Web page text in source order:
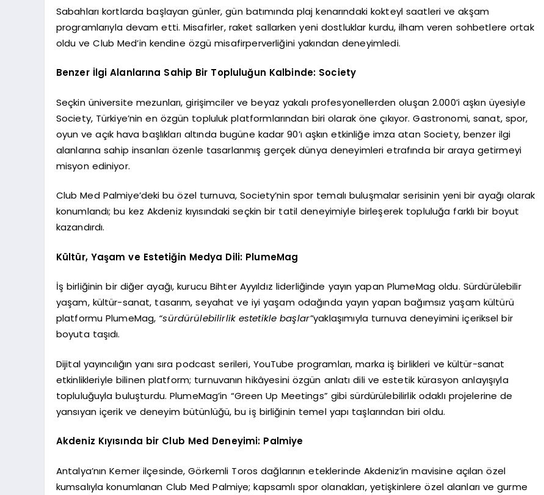
Sabahları kortlarda başlayan günler, gün batımında plaj kenarındaki kokteyl saatleri ve akşam
programlarıyla devam etti. Misafirler, raket sallarken yeni dostluklar kurdu, ilham veren sohbetlere ortak
oldu ve Club Med’in kendine özgü misafirperverliğini yakından deneyimledi.
Benzer İlgi Alanlarına Sahip Bir Topluluğun Kalbinde: Society
Seçkin üniversite mezunları, girişimciler ve beyaz yakalı profesyonellerden oluşan 2.000’i aşkın üyesiyle
Society, Türkiye’nin en özgün topluluk platformlarından biri olarak öne çıkıyor. Gastronomi, sanat, spor,
oyun ve açık hava başlıkları altında bugüne kadar 90’ı aşkın etkinliğe imza atan Society, benzer ilgi
alanlarına sahip insanları özenle tasarlanmış gerçek dünya deneyimleri etrafında bir araya getirmeyi
misyon ediniyor.
Club Med Palmiye’deki bu özel turnuva, Society’nin spor temalı buluşmalar serisinin yeni bir ayağı olarak
konumlandı; bu kez Akdeniz kıyısındaki seçkin bir tatil deneyimiyle birleşerek topluluğa farklı bir boyut
kazandırdı.
Kültür, Yaşam ve Estetiğin Medya Dili: PlumeMag
İş birliğinin bir diğer ayağı, kurucu Bihter Ayyıldız liderliğinde yayın yapan PlumeMag oldu. Sürdürülebilir
yaşam, kültür-sanat, tasarım, seyahat ve iyi yaşam odağında yayın yapan bağımsız yaşam kültürü
platformu PlumeMag, “sürdürülebilirlik estetikle başlar”yaklaşımıyla turnuva deneyimini içeriksel bir
boyuta taşıdı.
Dijital yayıncılığın yanı sıra podcast serileri, YouTube programları, marka iş birlikleri ve kültür-sanat
etkinlikleriyle bilinen platform; turnuvanın hikâyesini özgün anlatı dili ve estetik kürasyon anlayışıyla
topluluğuyla buluşturdu. PlumeMag’in “Green Up Meetings” gibi sürdürülebilirlik odaklı projelerine de
yansıyan içerik ve deneyim bütünlüğü, bu iş birliğinin temel yapı taşlarından biri oldu.
Akdeniz Kıyısında bir Club Med Deneyimi: Palmiye
Antalya’nın Kemer ilçesinde, Görkemli Toros dağlarının eteklerinde Akdeniz’in mavisine açılan özel
kumsalıyla konumlanan Club Med Palmiye; kapsamlı spor olanakları, yetişkinlere özel alanları ve gurme